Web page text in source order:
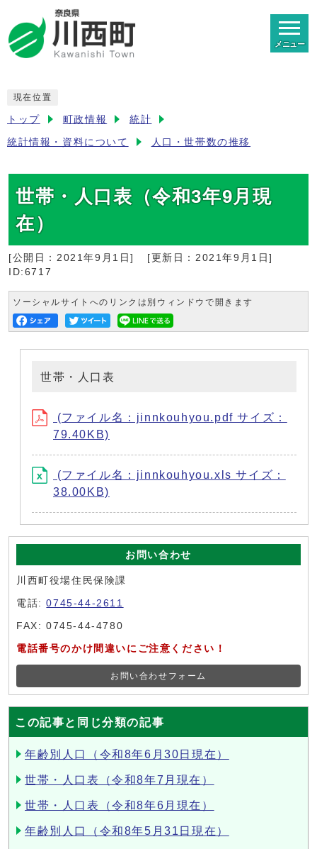
メニュー
現在位置
トップ 町政情報 統計
統計情報・資料について 人口・世帯数の推移
世帯・人口表（令和3年9月現
在）
[公開日： 2021年9月1日] [更新日： 2021年9月1日]
ID:6717
ソーシャルサイトへのリンクは別ウィンドウで開きます
世帯・人口表
(ファイル名：jinnkouhyou.pdf サイズ：
79.40KB)
(ファイル名：jinnkouhyou.xls サイズ：
38.00KB)
お問い合わせ
川西町役場住民保険課
電話:0745-44-2611
FAX: 0745-44-4780
電話番号のかけ間違いにご注意ください！
お問い合わせフォーム
この記事と同じ分類の記事
年齢別人口（令和8年6月30日現在）
世帯・人口表（令和8年7月現在）
世帯・人口表（令和8年6月現在）
年齢別人口（令和8年5月31日現在）